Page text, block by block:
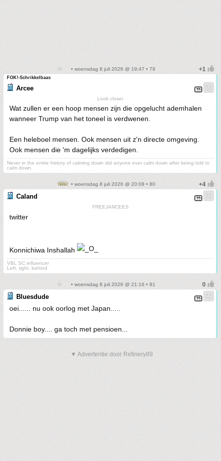
• woensdag 8 juli 2026 @ 19:47 • 79
FOK!-Schrikkelbaas
Arcee
Look closer
Wat zullen er een hoop mensen zijn die opgelucht ademhalen
wanneer Trump van het toneel is verdwenen.
Een heleboel mensen. Ook mensen uit z'n directe omgeving.
Ook mensen die 'm dagelijks verdedigen.
Never in the entire history of calming down did anyone ever calm down after being told to
calm down.
• woensdag 8 juli 2026 @ 20:08 • 80
Caland
FREEJANCEES
twitter
Konnichiwa Inshallah
VBL SC influencer
Left, right, behind
• woensdag 8 juli 2026 @ 21:16 • 81
Bluesdude
oei...... nu ook oorlog met Japan.....
Donnie boy.... ga toch met pensioen...
▼ Advertentie door Refinery89